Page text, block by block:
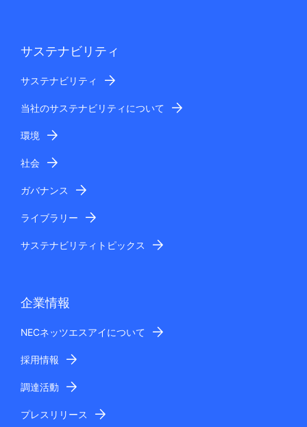
サステナビリティ
サステナビリティ
当社のサステナビリティについて
環境
社会
ガバナンス
ライブラリー
サステナビリティトピックス
企業情報
NECネッツエスアイについて
採用情報
調達活動
プレスリリース